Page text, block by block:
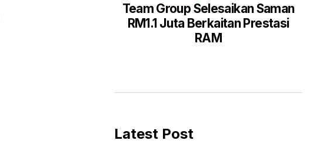
Team Group Selesaikan Saman
RM1.1 Juta Berkaitan Prestasi
RAM
Latest Post